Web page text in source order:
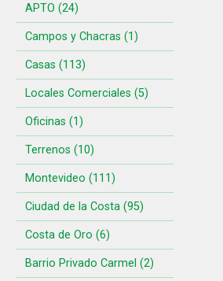
APTO (24)
Campos y Chacras (1)
Casas (113)
Locales Comerciales (5)
Oficinas (1)
Terrenos (10)
Montevideo (111)
Ciudad de la Costa (95)
Costa de Oro (6)
Barrio Privado Carmel (2)